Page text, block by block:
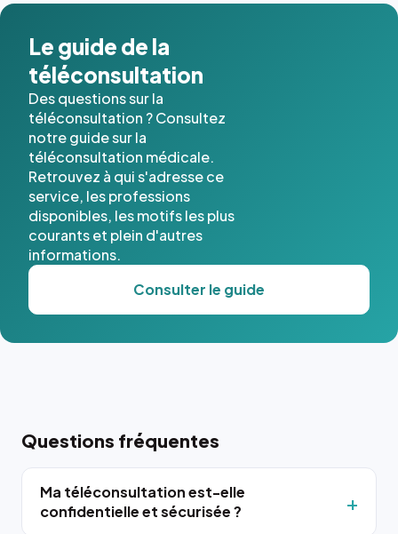
Le guide de la
téléconsultation
Des questions sur la
téléconsultation ? Consultez
notre guide sur la
téléconsultation médicale.
Retrouvez à qui s'adresse ce
service, les professions
disponibles, les motifs les plus
courants et plein d'autres
informations.
Consulter le guide
Questions fréquentes
Ma téléconsultation est-elle
confidentielle et sécurisée ?